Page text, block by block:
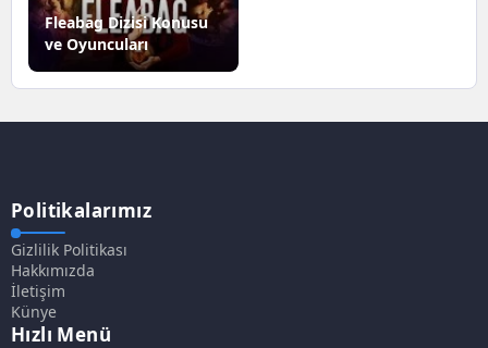
Fleabag Dizisi Konusu
ve Oyuncuları
Politikalarımız
Gizlilik Politikası
Hakkımızda
İletişim
Künye
Hızlı Menü